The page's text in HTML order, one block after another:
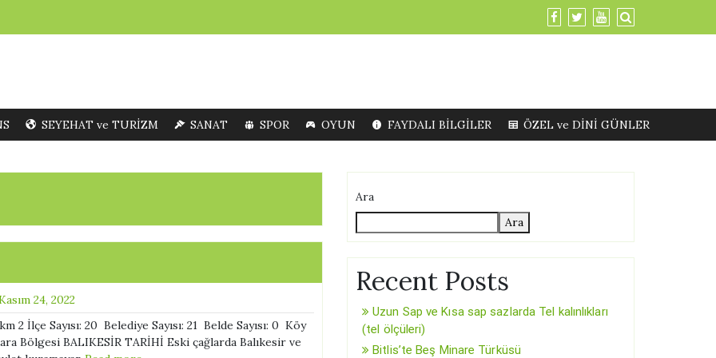
SEYEHAT ve TURİZM SANAT SPOR OYUN FAYDALI BİLGİLER ÖZEL ve DİNİ GÜNLER
24, 2022
2 İlçe Sayısı: 20 Belediye Sayısı: 21 Belde Sayısı: 0 Köy
Bölgesi BALIKESİR TARİHİ Eski çağlarda Balıkesir ve
Ara
Ara
Recent Posts
Uzun Sap ve Kısa sap sazlarda Tel kalınlıkları
(tel ölçüleri)
Bitlis’te Beş Minare Türküsü